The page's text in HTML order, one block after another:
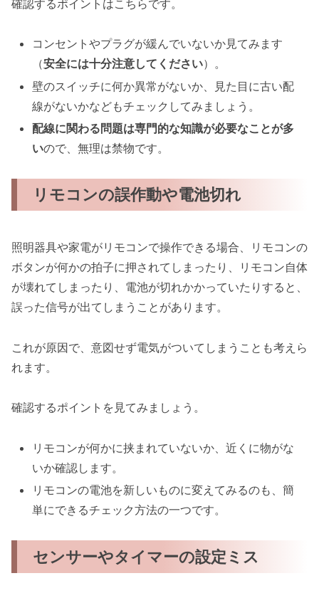
確認するポイントはこちらです。
コンセントやプラグが緩んでいないか見てみます
（安全には十分注意してください）。
壁のスイッチに何か異常がないか、見た目に古い配
線がないかなどもチェックしてみましょう。
配線に関わる問題は専門的な知識が必要なことが多
いので、無理は禁物です。
リモコンの誤作動や電池切れ
照明器具や家電がリモコンで操作できる場合、リモコンの
ボタンが何かの拍子に押されてしまったり、リモコン自体
が壊れてしまったり、電池が切れかかっていたりすると、
誤った信号が出てしまうことがあります。
これが原因で、意図せず電気がついてしまうことも考えら
れます。
確認するポイントを見てみましょう。
リモコンが何かに挟まれていないか、近くに物がな
いか確認します。
リモコンの電池を新しいものに変えてみるのも、簡
単にできるチェック方法の一つです。
センサーやタイマーの設定ミス